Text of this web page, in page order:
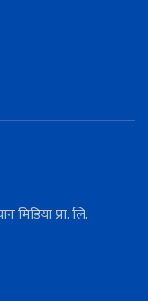
प्रा. लि.